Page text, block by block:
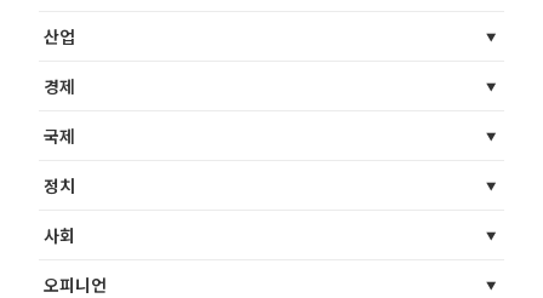
산업
경제
국제
정치
사회
오피니언